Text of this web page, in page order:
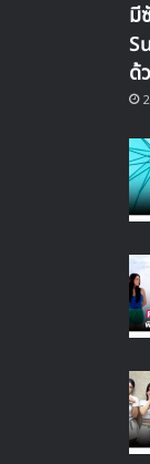
มี
ด้